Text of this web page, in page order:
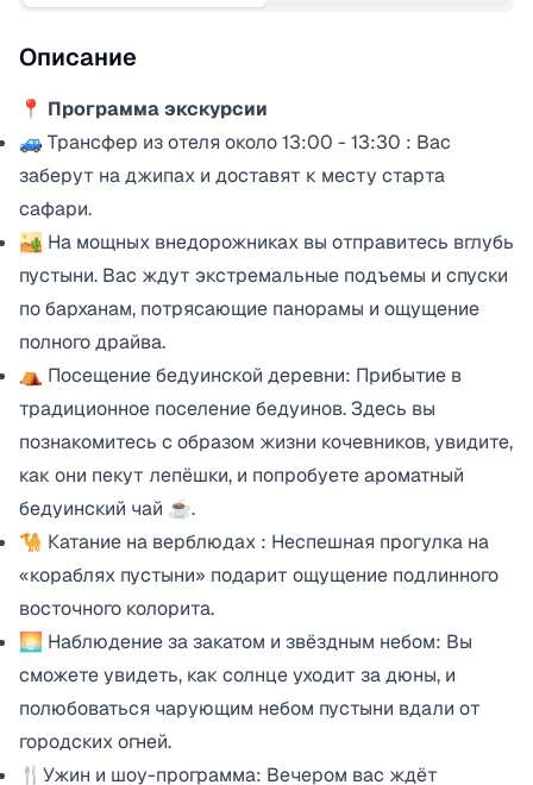
Описание
📍 Программа экскурсии
🚙 Трансфер из отеля около 13:00 - 13:30 : Вас
заберут на джипах и доставят к месту старта
сафари.
🏜️ На мощных внедорожниках вы отправитесь вглубь
пустыни. Вас ждут экстремальные подъемы и спуски
по барханам, потрясающие панорамы и ощущение
полного драйва.
⛺ Посещение бедуинской деревни: Прибытие в
традиционное поселение бедуинов. Здесь вы
познакомитесь с образом жизни кочевников, увидите,
как они пекут лепёшки, и попробуете ароматный
бедуинский чай ☕.
🐪 Катание на верблюдах : Неспешная прогулка на
«кораблях пустыни» подарит ощущение подлинного
восточного колорита.
🌅 Наблюдение за закатом и звёздным небом: Вы
сможете увидеть, как солнце уходит за дюны, и
полюбоваться чарующим небом пустыни вдали от
городских огней.
🍴Ужин и шоу-программа: Вечером вас ждёт